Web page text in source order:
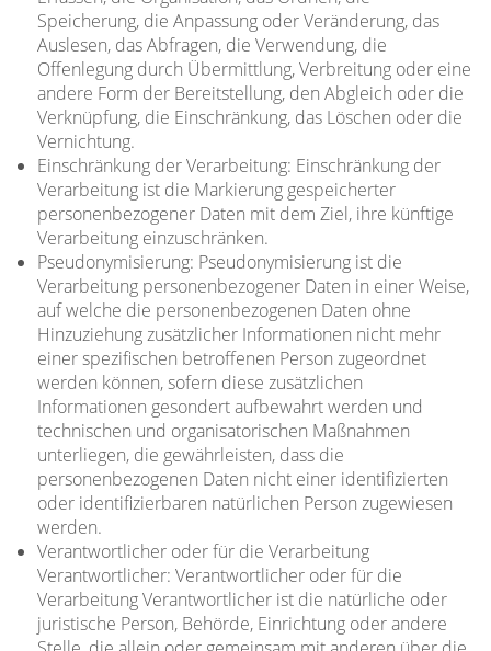
Speicherung, die Anpassung oder Veränderung, das
Auslesen, das Abfragen, die Verwendung, die
Offenlegung durch Übermittlung, Verbreitung oder eine
andere Form der Bereitstellung, den Abgleich oder die
Verknüpfung, die Einschränkung, das Löschen oder die
Vernichtung.
Einschränkung der Verarbeitung: Einschränkung der
Verarbeitung ist die Markierung gespeicherter
personenbezogener Daten mit dem Ziel, ihre künftige
Verarbeitung einzuschränken.
Pseudonymisierung: Pseudonymisierung ist die
Verarbeitung personenbezogener Daten in einer Weise,
auf welche die personenbezogenen Daten ohne
Hinzuziehung zusätzlicher Informationen nicht mehr
einer spezifischen betroffenen Person zugeordnet
werden können, sofern diese zusätzlichen
Informationen gesondert aufbewahrt werden und
technischen und organisatorischen Maßnahmen
unterliegen, die gewährleisten, dass die
personenbezogenen Daten nicht einer identifizierten
oder identifizierbaren natürlichen Person zugewiesen
werden.
Verantwortlicher oder für die Verarbeitung
Verantwortlicher: Verantwortlicher oder für die
Verarbeitung Verantwortlicher ist die natürliche oder
juristische Person, Behörde, Einrichtung oder andere